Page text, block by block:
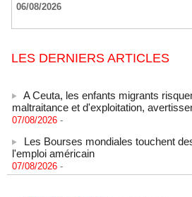
06/08/2026
LES DERNIERS ARTICLES
maltraitance et d'exploitation,
07/08/2026 -
Les Bourses mondiales touchent
l'emploi américain
07/08/2026 -
"Construction de la Grande Côte